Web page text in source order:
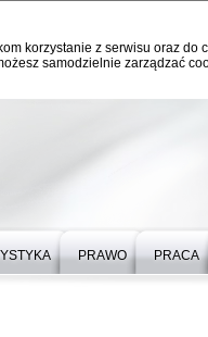
korzystanie z serwisu oraz
samodzielnie zarządzać
PRAWO PRACA